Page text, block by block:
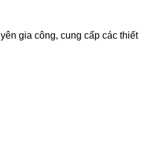
gia công, cung cấp các thiết